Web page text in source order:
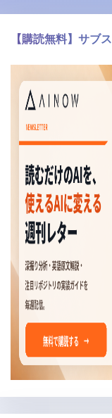
【購読無料】サブ